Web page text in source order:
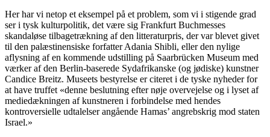
Her har vi netop et eksempel på et problem, som vi i stigende grad
ser i tysk kulturpolitik, det være sig Frankfurt Buchmesses
skandaløse tilbagetrækning af den litteraturpris, der var blevet givet
til den palæstinensiske forfatter Adania Shibli, eller den nylige
aflysning af en kommende udstilling på Saarbrücken Museum med
værker af den Berlin-baserede Sydafrikanske (og jødiske) kunstner
Candice Breitz. Museets bestyrelse er citeret i de tyske nyheder for
at have truffet «denne beslutning efter nøje overvejelse og i lyset af
mediedækningen af kunstneren i forbindelse med hendes
kontroversielle udtalelser angående Hamas’ angrebskrig mod staten
Israel.»